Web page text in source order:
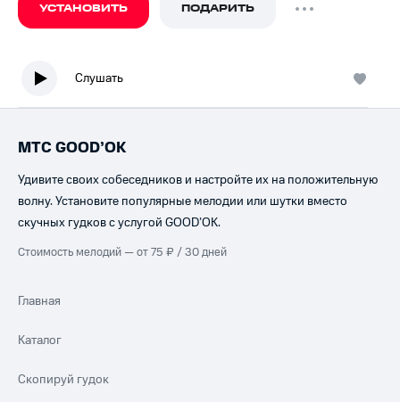
УСТАНОВИТЬ ПОДАРИТЬ
Слушать
МТС GOOD’OK
Удивите своих собеседников и настройте их на положительную
волну. Установите популярные мелодии или шутки вместо
скучных гудков с услугой GOOD’OK.
Стоимость мелодий — от 75 ₽ / 30 дней
Главная
Каталог
Скопируй гудок